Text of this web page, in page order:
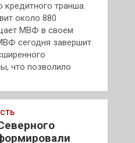
кредитного транша.
около 880
МВФ в своем
сегодня завершит
что позволило